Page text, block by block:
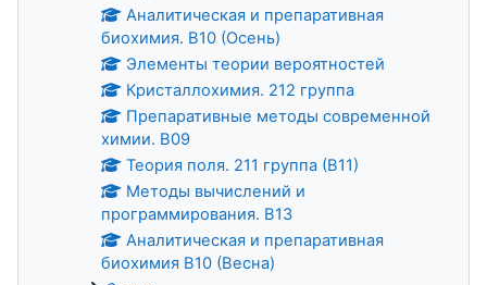
Аналитическая и препаративная
биохимия. В10 (Осень)
Элементы теории вероятностей
Кристаллохимия. 212 группа
Препаративные методы современной
химии. В09
Теория поля. 211 группа (В11)
Методы вычислений и
программирования. В13
Аналитическая и препаративная
биохимия В10 (Весна)